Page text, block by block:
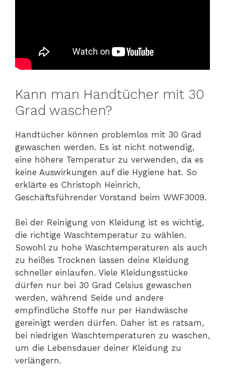
Kann man Handtücher mit 30
Grad waschen?
Handtücher können problemlos mit 30 Grad
gewaschen werden. Es ist nicht notwendig,
eine höhere Temperatur zu verwenden, da es
keine Auswirkungen auf die Hygiene hat. So
erklärte es Christoph Heinrich,
Geschäftsführender Vorstand beim WWF3009.
Bei der Reinigung von Kleidung ist es wichtig,
die richtige Waschtemperatur zu wählen.
Sowohl zu hohe Waschtemperaturen als auch
zu heißes Trocknen lassen deine Kleidung
schneller einlaufen. Viele Kleidungsstücke
dürfen nur bei 30 Grad Celsius gewaschen
werden, während Seide und andere
empfindliche Stoffe nur per Handwäsche
gereinigt werden dürfen. Daher ist es ratsam,
bei niedrigen Waschtemperaturen zu waschen,
um die Lebensdauer deiner Kleidung zu
verlängern.